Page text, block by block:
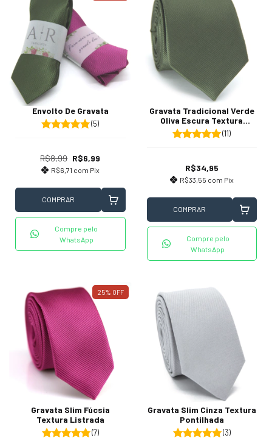
Envolto De Gravata
(5)
R$8,99 R$6,99
R$6,71 com Pix
COMPRAR
Compre pelo
WhatsApp
Gravata Tradicional Verde
Oliva Escura Textura
Listrada (11)
R$34,95
R$33,55 com Pix
COMPRAR
Compre pelo
WhatsApp
25% OFF
Gravata Slim Fúcsia
Textura Listrada
(7)
Gravata Slim Cinza Textura
Pontilhada
(3)